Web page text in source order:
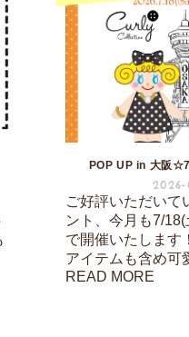
POP UP in 大阪
ご好評いただいて
ント、今月も7/
で開催いたします
アイテムも含め可
READ MORE